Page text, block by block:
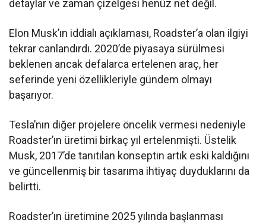
detaylar ve zaman çizelgesi henüz net değil.
Elon Musk’ın iddialı açıklaması, Roadster’a olan ilgiyi
tekrar canlandırdı. 2020’de piyasaya sürülmesi
beklenen ancak defalarca ertelenen araç, her
seferinde yeni özellikleriyle gündem olmayı
başarıyor.
Tesla’nın diğer projelere öncelik vermesi nedeniyle
Roadster’ın üretimi birkaç yıl ertelenmişti. Üstelik
Musk, 2017’de tanıtılan konseptin artık eski kaldığını
ve güncellenmiş bir tasarıma ihtiyaç duyduklarını da
belirtti.
Roadster’ın üretimine 2025 yılında başlanması